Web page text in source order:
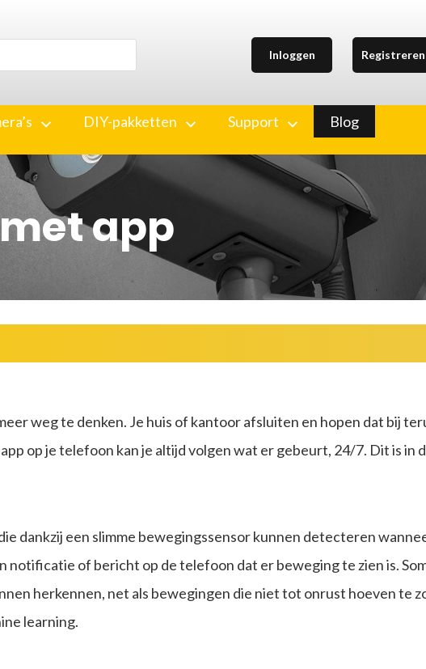
Inloggen Registreren
DIY-pakketten Support Blog
app
weg te denken. Je huis of kantoor afsluiten en hopen dat bij
op je telefoon kan je altijd volgen wat er gebeurt, 24/7. Dit is in
dankzij een slimme bewegingssensor kunnen detecteren
notificatie of bericht op de telefoon dat er beweging te zien is.
herkennen, net als bewegingen die niet tot onrust hoeven te
learning.